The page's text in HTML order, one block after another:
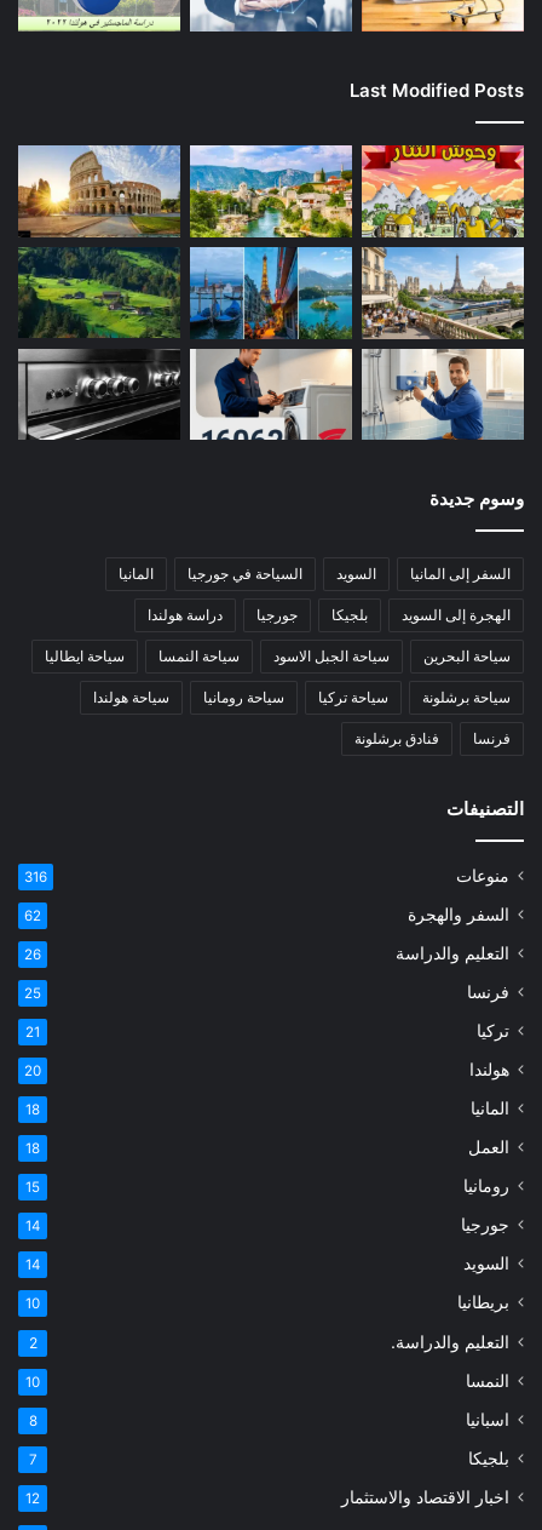
Last Modified Posts
وسوم جديدة
السفر إلى المانيا السويد السياحة في جورجيا المانيا
الهجرة إلى السويد بلجيكا جورجيا دراسة هولندا
سياحة البحرين سياحة الجبل الاسود سياحة النمسا سياحة ايطاليا
سياحة برشلونة سياحة تركيا سياحة رومانيا سياحة هولندا
فرنسا فنادق برشلونة
التصنيفات
منوعات 316
السفر والهجرة 62
التعليم والدراسة 26
فرنسا 25
تركيا 21
هولندا 20
المانيا 18
العمل 18
رومانيا 15
جورجيا 14
السويد 14
بريطانيا 10
التعليم والدراسة. 2
النمسا 10
اسبانيا 8
بلجيكا 7
اخبار الاقتصاد والاستثمار 12